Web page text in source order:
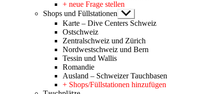
+ neue Frage stellen
Shops und Füllstationen Untermenü
anzeigen
Karte – Dive Centers Schweiz
Ostschweiz
Zentralschweiz und Zürich
Nordwestschweiz und Bern
Tessin und Wallis
Romandie
Ausland – Schweizer Tauchbasen
+ Shops/Füllstationen hinzufügen